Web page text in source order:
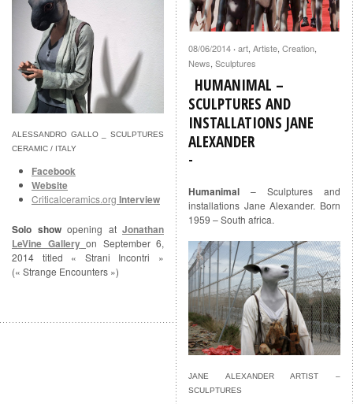
ALESSANDRO GALLO _ SCULPTURES
CERAMIC / ITALY
Facebook
Website
Criticalceramics.org Interview
Solo showopening at Jonathan
LeVine Gallery on September 6,
2014 titled « Strani Incontri »
(« Strange Encounters »)
08/06/2014 · art, Artiste, Creation,
News, Sculptures
HUMANIMAL –
SCULPTURES AND
INSTALLATIONS JANE
ALEXANDER
Humanimal – Sculptures and
installations Jane Alexander. Born
1959 – South africa.
JANE ALEXANDER ARTIST –
SCULPTURES